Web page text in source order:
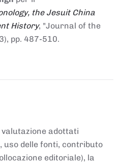
the Jesuit China
History, "Journal of the
pp. 487-510.
adottati
delle fonti, contributo
editoriale), la